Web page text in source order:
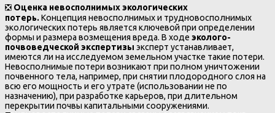
❎ Оценка невосполнимых экологических
потерь.Концепция невосполнимых и трудновосполнимых
экологических потерь является ключевой при определении
формы и размера возмещения вреда. В ходе эколого-
почвоведческой экспертизы эксперт устанавливает,
имеются ли на исследуемом земельном участке такие потери.
Невосполнимые потери возникают при полном уничтожении
почвенного тела, например, при снятии плодородного слоя на
всю его мощность и его утрате (использовании не по
назначению), при разработке карьеров, при длительном
перекрытии почвы капитальными сооружениями.